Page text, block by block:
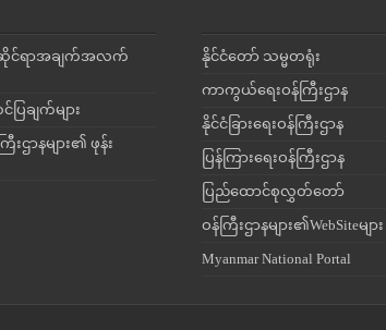
ဆိုင်ရာအချက်အလက်
ပြချက်များ
ဌာနများ၏ ဖုန်း
နိုင်ငံတော် သမ္မတရုံး
ကာကွယ်ရေးဝန်ကြီးဌာန
နိုင်ငံခြားရေးဝန်ကြီးဌာန
ပြန်ကြားရေးဝန်ကြီးဌာန
ပြည်ထောင်စုလွှတ်တော်
ဝန်ကြီးဌာနများ၏WebSiteများ
Myanmar National Portal